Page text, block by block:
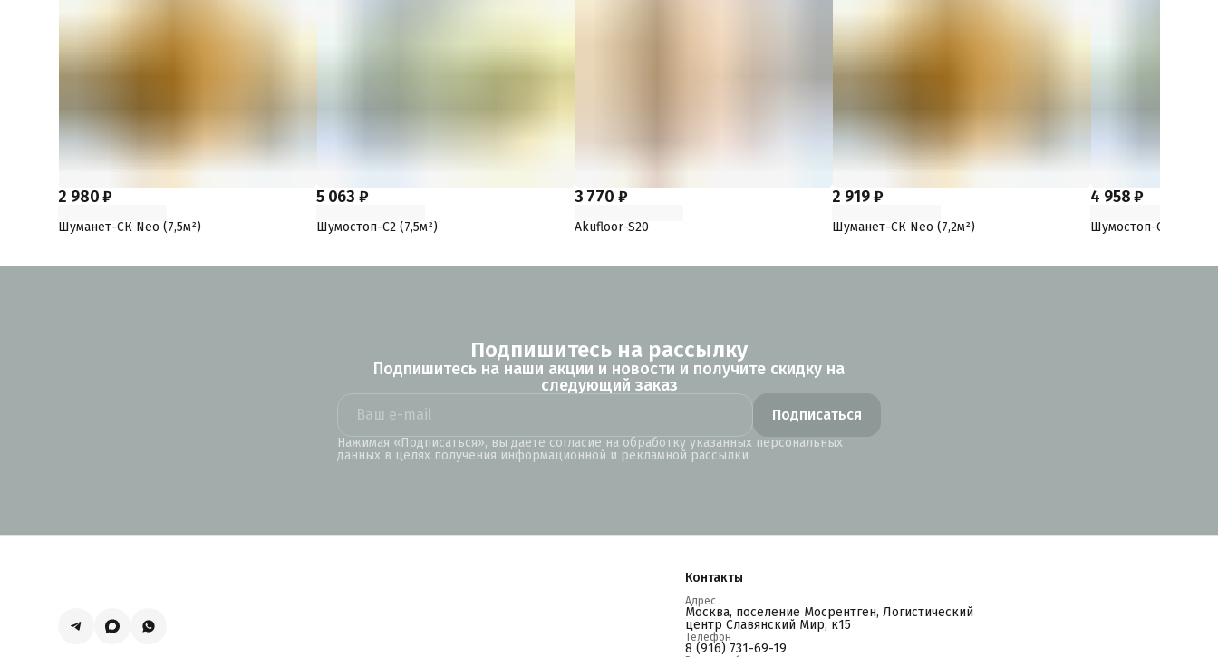
2 980 ₽
Шуманет-СК Neo (7,5м²)
5 063 ₽
Шумостоп-С2 (7,5м²)
3 770 ₽
Akufloor-S20
2 919 ₽
Шуманет-СК Neo (7,2м²)
4 958 ₽
Шумостоп-С2 (7,2м²)
Подпишитесь на рассылку
Подпишитесь на наши акции и новости и получите скидку на
следующий заказ
Подписаться
Нажимая «Подписаться», вы даете согласие на обработку указанных персональных
данных в целях получения информационной и рекламной рассылки
Контакты
Адрес
Москва, поселение Мосрентген, Логистический
центр Славянский Мир, к15
Телефон
8 (916) 731-69-19